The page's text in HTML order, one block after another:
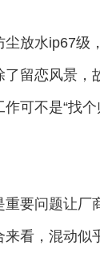
尘放水ip67
留恋风景
可不是“找个
要问题让
看，混动